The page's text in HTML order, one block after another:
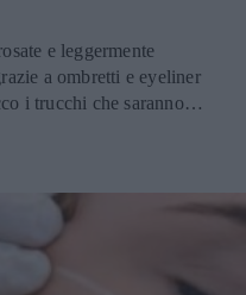
e leggermente
a ombretti e eyeliner
i trucchi che saranno